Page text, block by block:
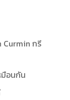
Curmin กรี
อนกัน